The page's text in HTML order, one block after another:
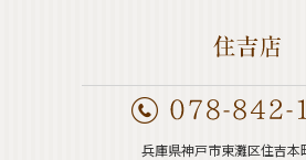
兵庫県神戸市東灘区住吉本